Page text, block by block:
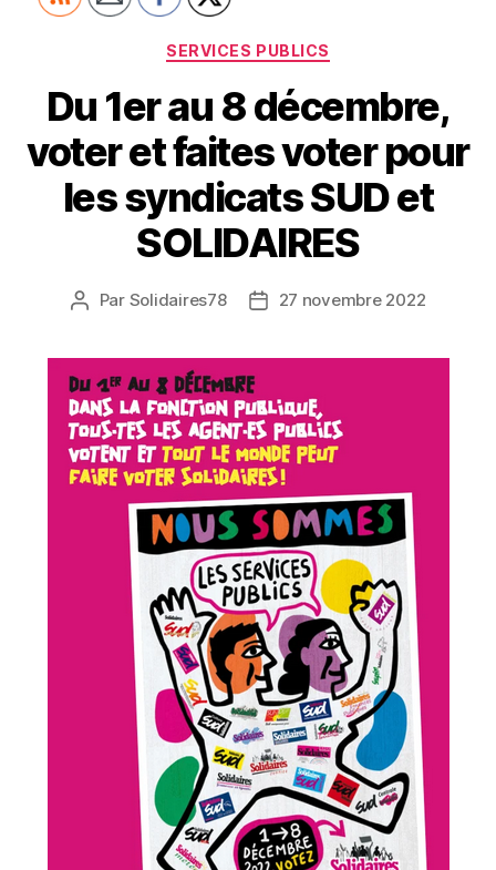
Catégories
SERVICES PUBLICS
Du 1er au 8 décembre,
voter et faites voter pour
les syndicats SUD et
SOLIDAIRES
Auteur
Par Solidaires78
Date27 novembre 2022